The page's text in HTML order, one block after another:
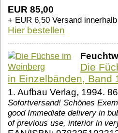
EUR 85,00
+ EUR 6,50 Versand
Hier bestellen
Die
in Einzelbänden, Band
1. Aufbau Verlag, 1994.
Sofortversand! Schönes
good Immediate delivery in
of previous use, interior in